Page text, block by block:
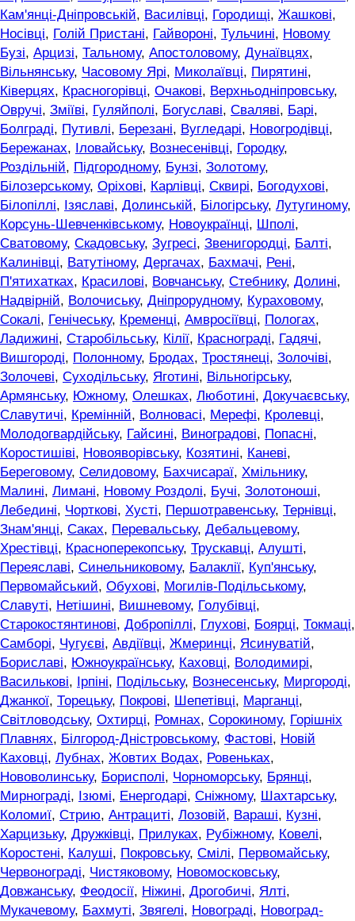
Кам'янці-Дніпровській, Василівці, Городищі, Жашкові,
Носівці, Голій Пристані, Гайвороні, Тульчині, Новому
Бузі, Арцизі, Тальному, Апостоловому, Дунаївцях,
Вільнянську, Часовому Ярі, Миколаївці, Пирятині,
Ківерцях, Красногорівці, Очакові, Верхньодніпровську,
Овручі, Зміїві, Гуляйполі, Богуславі, Сваляві, Барі,
Болграді, Путивлі, Березані, Вугледарі, Новогродівці,
Бережанах, Іловайську, Вознесенівці, Городку,
Роздільній, Підгородному, Бунзі, Золотому,
Білозерському, Оріхові, Карлівці, Сквирі, Богодухові,
Білопіллі, Ізяславі, Долинській, Білогірську, Лутугиному,
Корсунь-Шевченківському, Новоукраїнці, Шполі,
Сватовому, Скадовську, Зугресі, Звенигородці, Балті,
Калинівці, Ватутіному, Дергачах, Бахмачі, Рені,
П'ятихатках, Красилові, Вовчанську, Стебнику, Долині,
Надвірній, Волочиську, Дніпрорудному, Кураховому,
Сокалі, Генічеську, Кременці, Амвросіївці, Пологах,
Ладижині, Старобільську, Кілії, Краснограді, Гадячі,
Вишгороді, Полонному, Бродах, Тростянеці, Золочіві,
Золочеві, Суходільську, Яготині, Вільногірську,
Армянську, Южному, Олешках, Люботині, Докучаєвську,
Славутичі, Кремінній, Волновасі, Мерефі, Кролевці,
Молодогвардійську, Гайсині, Виноградові, Попасні,
Коростишіві, Новояворівську, Козятині, Каневі,
Береговому, Селидовому, Бахчисараї, Хмільнику,
Малині, Лимані, Новому Роздолі, Бучі, Золотоноші,
Лебедині, Чорткові, Хусті, Першотравенську, Тернівці,
Знам'янці, Саках, Перевальську, Дебальцевому,
Хрестівці, Красноперекопську, Трускавці, Алушті,
Переяславі, Синельниковому, Балаклії, Куп'янську,
Первомайський, Обухові, Могилів-Подільському,
Славуті, Нетішині, Вишневому, Голубівці,
Старокостянтинові, Добропіллі, Глухові, Боярці, Токмаці,
Самборі, Чугуєві, Авдіївці, Жмеринці, Ясинуватій,
Бориславі, Южноукраїнську, Каховці, Володимирі,
Василькові, Ірпіні, Подільську, Вознесенську, Миргороді,
Джанкої, Торецьку, Покрові, Шепетівці, Марганці,
Світловодську, Охтирці, Ромнах, Сорокиному, Горішніх
Плавнях, Білгород-Дністровському, Фастові, Новій
Каховці, Лубнах, Жовтих Водах, Ровеньках,
Нововолинську, Борисполі, Чорноморську, Брянці,
Мирнограді, Ізюмі, Енергодарі, Сніжному, Шахтарську,
Коломиї, Стрию, Антрациті, Лозовій, Вараші, Кузні,
Харцизьку, Дружківці, Прилуках, Рубіжному, Ковелі,
Коростені, Калуші, Покровську, Смілі, Первомайську,
Червонограді, Чистяковому, Новомосковську,
Довжанську, Феодосії, Ніжині, Дрогобичі, Ялті,
Мукачевому, Бахмуті, Звягелі, Новограді, Новоград-